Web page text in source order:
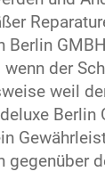
Berlin
der
weil
Berlin
gegenüber